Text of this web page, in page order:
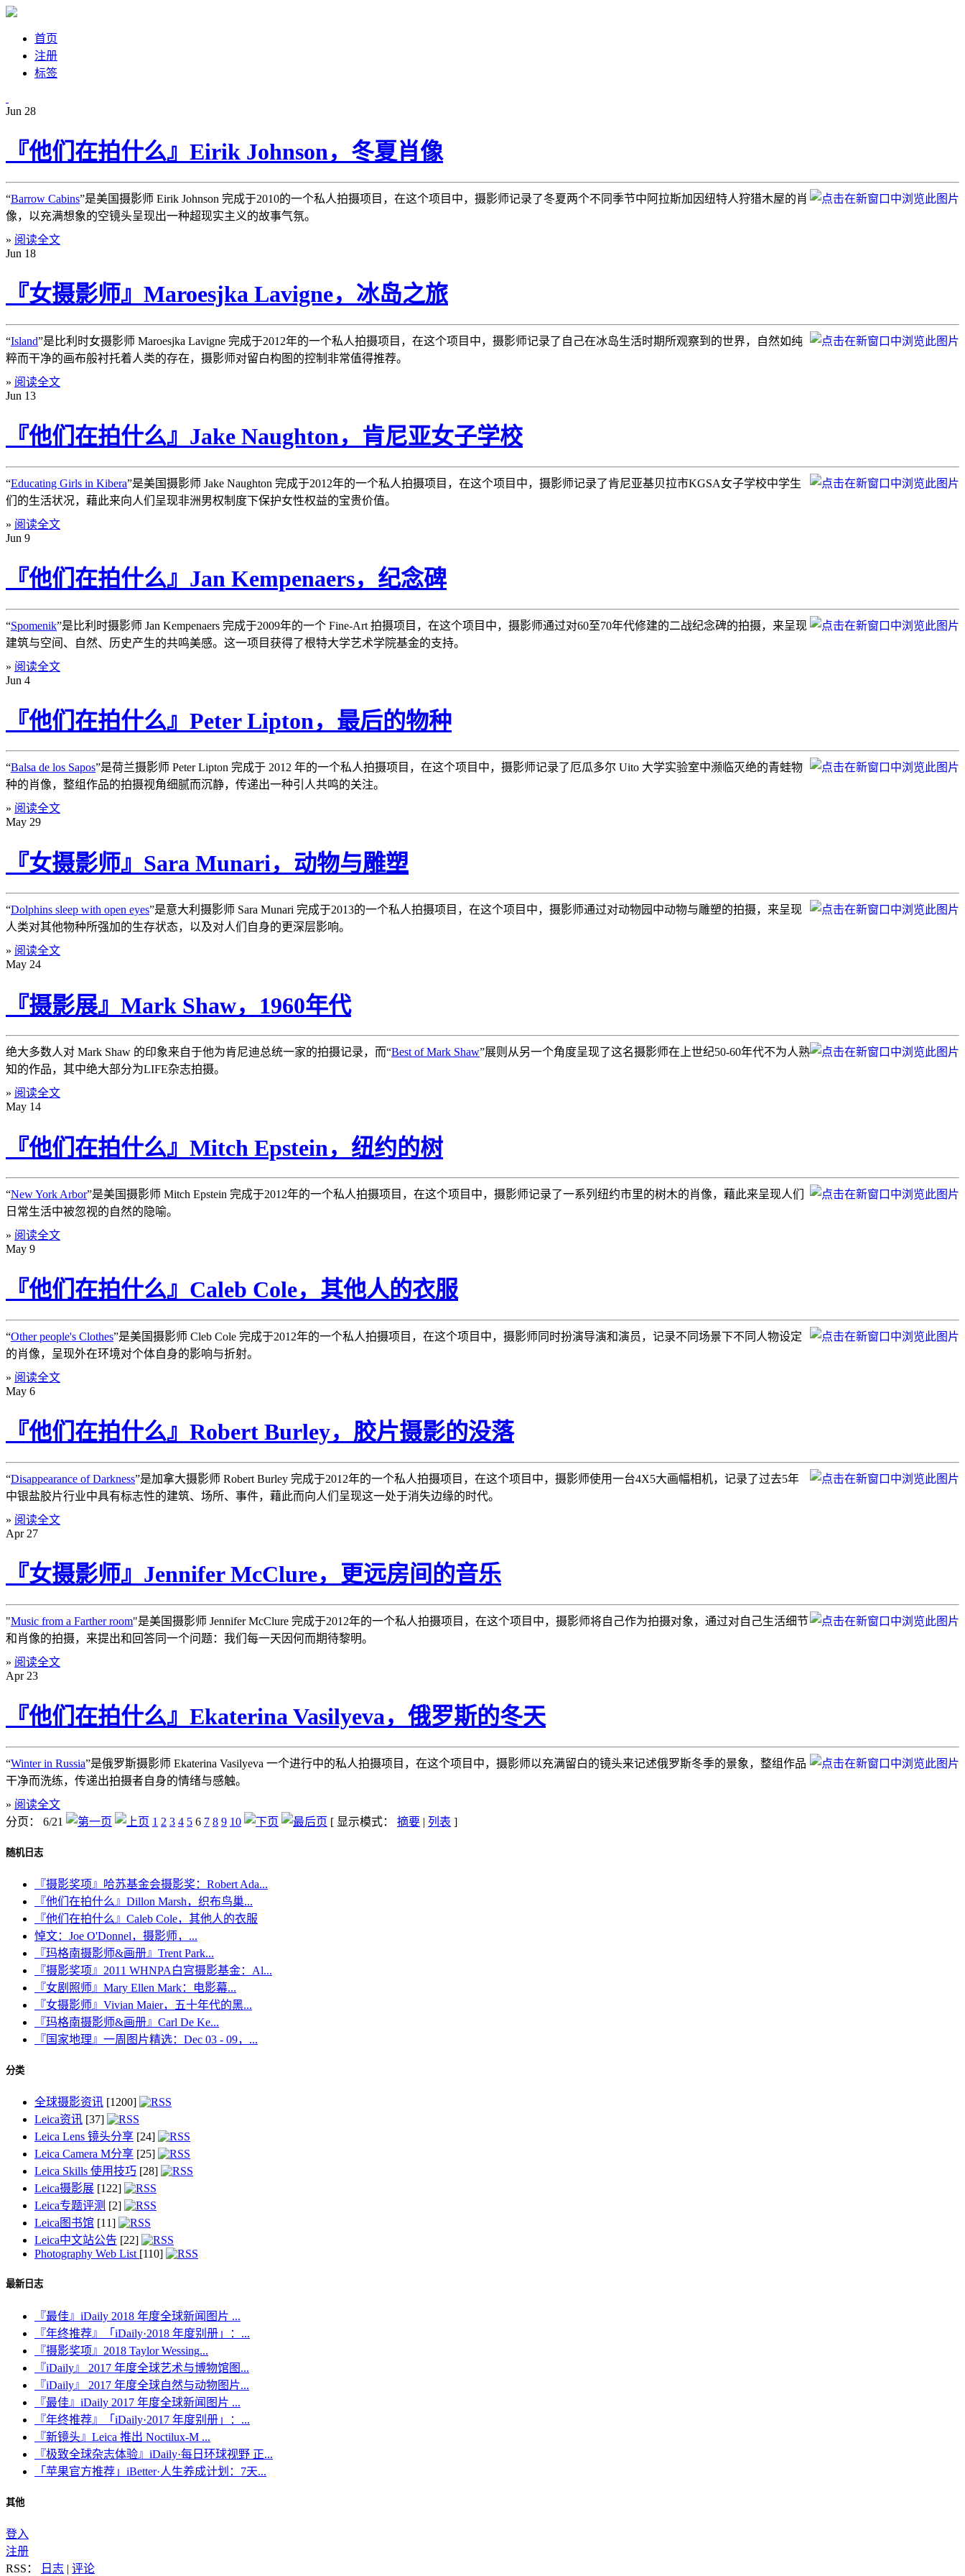
首页
注册
标签
Jun 28
『他们在拍什么』Eirik Johnson，冬夏肖像
“Barrow Cabins”是美国摄影师 Eirik Johnson 完成于2010的一个私人拍摄项目，在这个项目中，摄影师记录了冬夏两个不同季节中阿拉斯加因纽特人狩猎木屋的肖
像，以充满想象的空镜头呈现出一种超现实主义的故事气氛。
» 阅读全文
Jun 18
『女摄影师』Maroesjka Lavigne，冰岛之旅
“Island”是比利时女摄影师 Maroesjka Lavigne 完成于2012年的一个私人拍摄项目，在这个项目中，摄影师记录了自己在冰岛生活时期所观察到的世界，自然如纯
粹而干净的画布般衬托着人类的存在，摄影师对留白构图的控制非常值得推荐。
» 阅读全文
Jun 13
『他们在拍什么』Jake Naughton，肯尼亚女子学校
“Educating Girls in Kibera”是美国摄影师 Jake Naughton 完成于2012年的一个私人拍摄项目，在这个项目中，摄影师记录了肯尼亚基贝拉市KGSA女子学校中学生
们的生活状况，藉此来向人们呈现非洲男权制度下保护女性权益的宝贵价值。
» 阅读全文
Jun 9
『他们在拍什么』Jan Kempenaers，纪念碑
“Spomenik”是比利时摄影师 Jan Kempenaers 完成于2009年的一个 Fine-Art 拍摄项目，在这个项目中，摄影师通过对60至70年代修建的二战纪念碑的拍摄，来呈现
建筑与空间、自然、历史产生的共鸣美感。这一项目获得了根特大学艺术学院基金的支持。
» 阅读全文
Jun 4
『他们在拍什么』Peter Lipton，最后的物种
“Balsa de los Sapos”是荷兰摄影师 Peter Lipton 完成于 2012 年的一个私人拍摄项目，在这个项目中，摄影师记录了厄瓜多尔 Uito 大学实验室中濒临灭绝的青蛙物
种的肖像，整组作品的拍摄视角细腻而沉静，传递出一种引人共鸣的关注。
» 阅读全文
May 29
『女摄影师』Sara Munari，动物与雕塑
“Dolphins sleep with open eyes”是意大利摄影师 Sara Munari 完成于2013的一个私人拍摄项目，在这个项目中，摄影师通过对动物园中动物与雕塑的拍摄，来呈现
人类对其他物种所强加的生存状态，以及对人们自身的更深层影响。
» 阅读全文
May 24
『摄影展』Mark Shaw，1960年代
绝大多数人对 Mark Shaw 的印象来自于他为肯尼迪总统一家的拍摄记录，而“Best of Mark Shaw”展则从另一个角度呈现了这名摄影师在上世纪50-60年代不为人熟
知的作品，其中绝大部分为LIFE杂志拍摄。
» 阅读全文
May 14
『他们在拍什么』Mitch Epstein，纽约的树
“New York Arbor”是美国摄影师 Mitch Epstein 完成于2012年的一个私人拍摄项目，在这个项目中，摄影师记录了一系列纽约市里的树木的肖像，藉此来呈现人们
日常生活中被忽视的自然的隐喻。
» 阅读全文
May 9
『他们在拍什么』Caleb Cole，其他人的衣服
“Other people's Clothes”是美国摄影师 Cleb Cole 完成于2012年的一个私人拍摄项目，在这个项目中，摄影师同时扮演导演和演员，记录不同场景下不同人物设定
的肖像，呈现外在环境对个体自身的影响与折射。
» 阅读全文
May 6
『他们在拍什么』Robert Burley，胶片摄影的没落
“Disappearance of Darkness”是加拿大摄影师 Robert Burley 完成于2012年的一个私人拍摄项目，在这个项目中，摄影师使用一台4X5大画幅相机，记录了过去5年
中银盐胶片行业中具有标志性的建筑、场所、事件，藉此而向人们呈现这一处于消失边缘的时代。
» 阅读全文
Apr27
『女摄影师』Jennifer McClure，更远房间的音乐
"Music from a Farther room"是美国摄影师 Jennifer McClure 完成于2012年的一个私人拍摄项目，在这个项目中，摄影师将自己作为拍摄对象，通过对自己生活细节
和肖像的拍摄，来提出和回答同一个问题：我们每一天因何而期待黎明。
» 阅读全文
Apr23
『他们在拍什么』Ekaterina Vasilyeva，俄罗斯的冬天
“Winter in Russia”是俄罗斯摄影师 Ekaterina Vasilyeva 一个进行中的私人拍摄项目，在这个项目中，摄影师以充满留白的镜头来记述俄罗斯冬季的景象，整组作品
干净而洗练，传递出拍摄者自身的情绪与感触。
» 阅读全文
分页： 6/21
1 2 3 4 5 6 7 8 9 10 [ 显示模式： 摘要 | 列表 ]
随机日志
『摄影奖项』哈苏基金会摄影奖：Robert Ada...
『他们在拍什么』Dillon Marsh，织布鸟巢...
『他们在拍什么』Caleb Cole，其他人的衣服
悼文：Joe O'Donnel，摄影师，...
『玛格南摄影师&画册』Trent Park...
『摄影奖项』2011 WHNPA白宫摄影基金：Al...
『女剧照师』Mary Ellen Mark：电影幕...
『女摄影师』Vivian Maier，五十年代的黑...
『玛格南摄影师&画册』Carl De Ke...
『国家地理』一周图片精选：Dec 03 - 09，...
分类
全球摄影资讯 [1200]
Leica资讯 [37]
Leica Lens 镜头分享 [24]
Leica Camera M分享 [25]
Leica Skills 使用技巧 [28]
Leica摄影展 [122]
Leica专题评测 [2]
Leica图书馆 [11]
Leica中文站公告 [22]
Photography Web List [110]
最新日志
『最佳』iDaily 2018 年度全球新闻图片 ...
『年终推荐』「iDaily·2018 年度别册」：...
『摄影奖项』2018 Taylor Wessing...
『iDaily』 2017 年度全球艺术与博物馆图...
『iDaily』 2017 年度全球自然与动物图片...
『最佳』iDaily 2017 年度全球新闻图片 ...
『年终推荐』「iDaily·2017 年度别册」：...
『新镜头』Leica 推出 Noctilux-M ...
『极致全球杂志体验』iDaily·每日环球视野 正...
「苹果官方推荐」iBetter·人生养成计划：7天...
其他
登入
注册
RSS：
日志 | 评论